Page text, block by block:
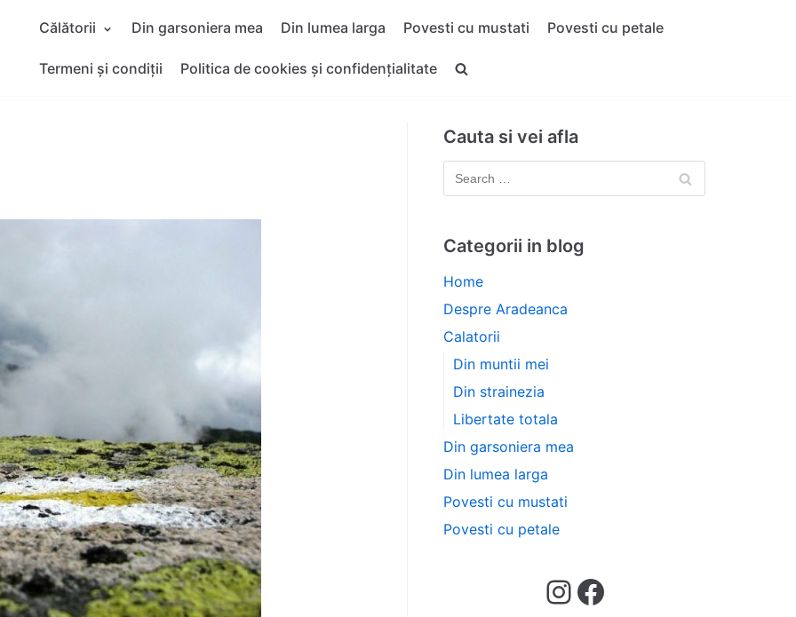
Călătorii Din garsoniera mea Din lumea larga Povesti cu mustati Povesti cu petale
Termeni și condiții Politica de cookies și confidențialitate
Cauta si vei afla
Categorii in blog
Home
Despre Aradeanca
Calatorii
Din muntii mei
Din strainezia
Libertate totala
Din garsoniera mea
Din lumea larga
Povesti cu mustati
Povesti cu petale